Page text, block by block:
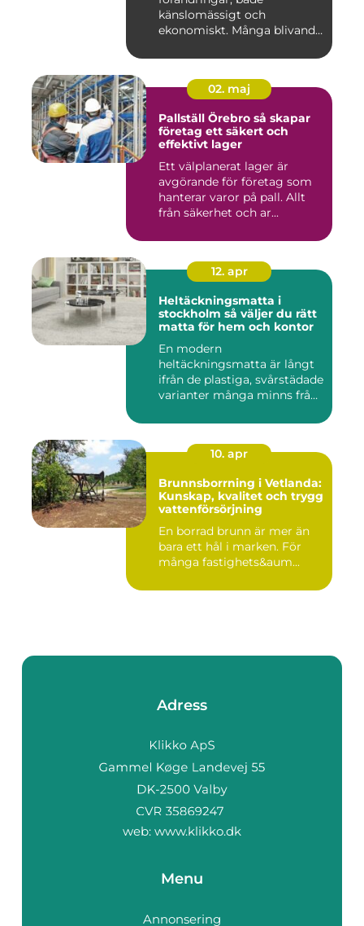
känslomässigt och
ekonomiskt. Många blivande
02. maj
Pallställ Örebro så skapar
företag ett säkert och
effektivt lager
Ett välplanerat lager är
avgörande för företag som
hanterar varor på pall. Allt
från säkerhet och ar...
12. apr
Heltäckningsmatta i
stockholm så väljer du rätt
matta för hem och kontor
En modern
heltäckningsmatta är långt
ifrån de plastiga, svårstädade
varianter många minns från
10. apr
Brunnsborrning i Vetlanda:
Kunskap, kvalitet och trygg
vattenförsörjning
En borrad brunn är mer än
bara ett hål i marken. För
många fastighets&aum...
Adress
web: www.klikko.dk
Menu
Annonsering